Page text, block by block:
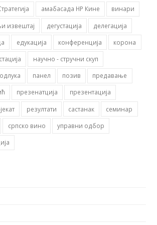
амабасада НР Кине
винари
извештај дегустација
делегација
едукација конференција
корона
научно - стручни скуп
одлука панел позив
предавање
презенатција
презентација
резултати састанак
семинар
српско вино
управни одбор